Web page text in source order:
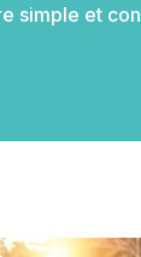
simple et